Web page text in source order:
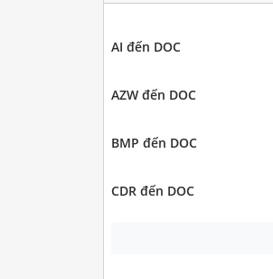
AI đến DOC
AZW đến DOC
BMP đến DOC
CDR đến DOC